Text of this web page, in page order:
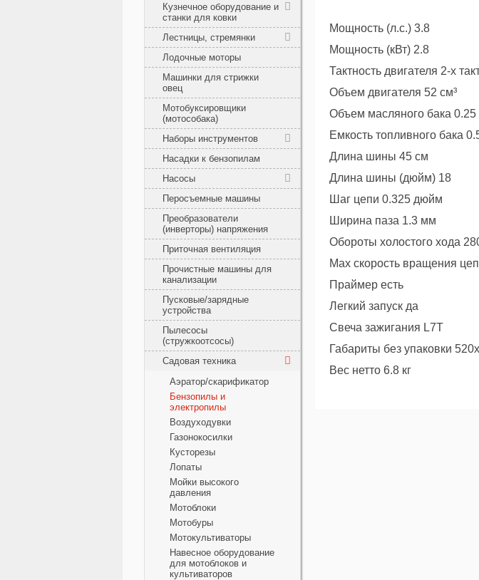
Кузнечное оборудование и
станки для ковки
Лестницы, стремянки
Лодочные моторы
Машинки для стрижки
овец
Мотобуксировщики
(мотособака)
Наборы инструментов
Насадки к бензопилам
Насосы
Перосъемные машины
Преобразователи
(инверторы) напряжения
Приточная вентиляция
Прочистные машины для
канализации
Пусковые/зарядные
устройства
Пылесосы
(стружкоотсосы)
Садовая техника
Аэратор/скарификатор
Бензопилы и
электропилы
Воздуходувки
Газонокосилки
Кусторезы
Лопаты
Мойки высокого
давления
Мотоблоки
Мотобуры
Мотокультиваторы
Навесное оборудование
для мотоблоков и
культиваторов
Мощность (л.с.) 3.8
Мощность (кВт) 2.8
Тактность двигателя 2-х
Объем двигателя 52 см³
Объем масляного бака 0.25
Емкость топливного бака
Длина шины 45 см
Длина шины (дюйм) 18
Шаг цепи 0.325 дюйм
Ширина паза 1.3 мм
Обороты холостого хода
Мах скорость вращения
Праймер есть
Легкий запуск да
Свеча зажигания L7T
Габариты без упаковки
Вес нетто 6.8 кг